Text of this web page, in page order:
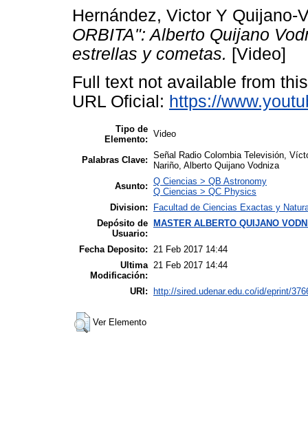
Hernández, Victor Y Quijano-
ORBITA": Alberto Quijano
estrellas y cometas. [Video]
Full text not available from
URL Oficial: https://
Tipo de
Elemento:
Video
Palabras Clave: Señal Radio Colombia Televisión,
Nariño, Alberto Quijano Vodniza
Asunto: Q Ciencias > QB Astronomy
Q Ciencias > QC Physics
Division:
Facultad de Ciencias Exactas y
Depósito de
Usuario:
MASTER ALBERTO QUIJANO
Fecha Deposito: 21 Feb 2017 14:44
Ultima
Modificación:
21 Feb 2017 14:44
URI: http://sired.udenar.edu.co/id/eprint/
Ver Elemento